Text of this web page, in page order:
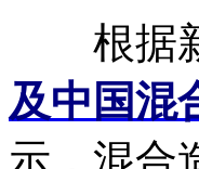
根据新
及中国混
示，混合